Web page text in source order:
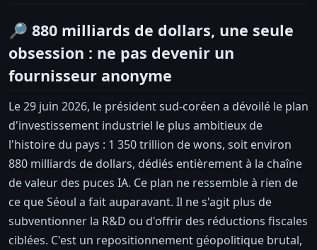
🔎 880 milliards de dollars, une seule
obsession : ne pas devenir un
fournisseur anonyme
Le 29 juin 2026, le président sud-coréen a dévoilé le plan
d'investissement industriel le plus ambitieux de
l'histoire du pays : 1 350 trillion de wons, soit environ
880 milliards de dollars, dédiés entièrement à la chaîne
de valeur des puces IA. Ce plan ne ressemble à rien de
ce que Séoul a fait auparavant. Il ne s'agit plus de
subventionner la R&D ou d'offrir des réductions fiscales
ciblées. C'est un repositionnement géopolitique brutal,